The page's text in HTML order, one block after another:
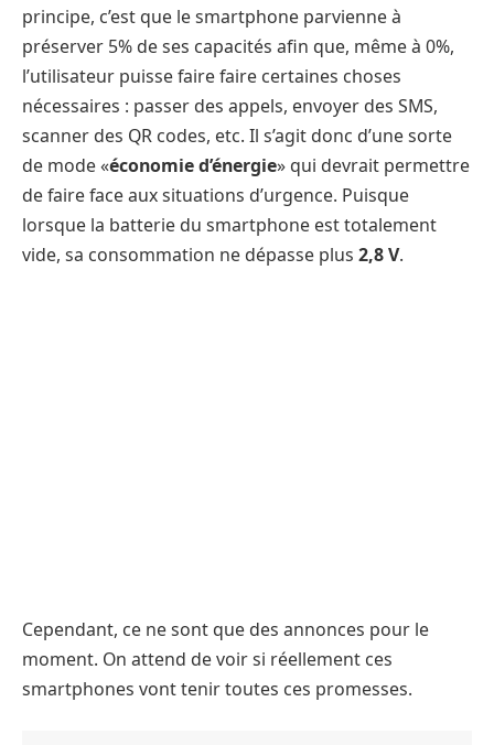
principe, c’est que le smartphone parvienne à
préserver 5% de ses capacités afin que, même à 0%,
l’utilisateur puisse faire faire certaines choses
nécessaires : passer des appels, envoyer des SMS,
scanner des QR codes, etc. Il s’agit donc d’une sorte
de mode «économie d’énergie» qui devrait permettre
de faire face aux situations d’urgence. Puisque
lorsque la batterie du smartphone est totalement
vide, sa consommation ne dépasse plus 2,8 V.
Cependant, ce ne sont que des annonces pour le
moment. On attend de voir si réellement ces
smartphones vont tenir toutes ces promesses.